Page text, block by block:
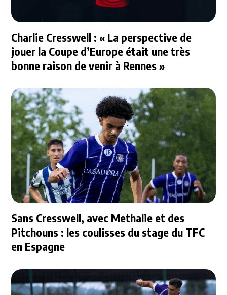
Charlie Cresswell : « La perspective de
jouer la Coupe d’Europe était une très
bonne raison de venir à Rennes »
Sans Cresswell, avec Methalie et des
Pitchouns : les coulisses du stage du TFC
en Espagne